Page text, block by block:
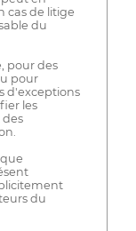
cas de litige
du
pour des
pour
d'exceptions
les
du